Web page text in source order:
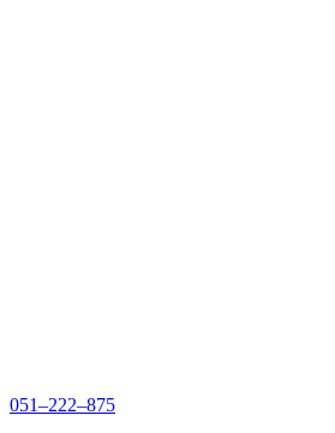
051–222–875